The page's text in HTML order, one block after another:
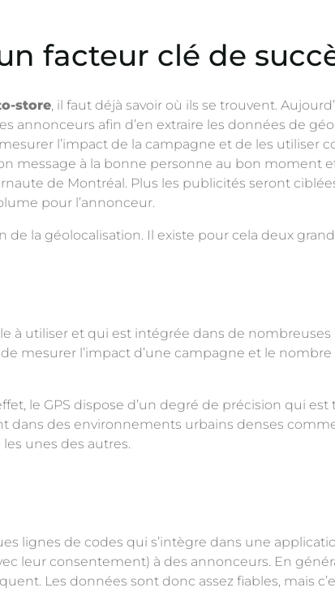
facteur clé de
store, il faut déjà savoir où ils se trouvent.
annonceurs afin d’en extraire les données de
l’impact de la campagne et de les utiliser
message à la bonne personne au bon moment
de Montréal. Plus les publicités seront
pour l’annonceur.
la géolocalisation. Il existe pour cela deux
à utiliser et qui est intégrée dans de nombreuses
mesurer l’impact d’une campagne et le
le GPS dispose d’un degré de précision qui est
dans des environnements urbains denses
unes des autres.
lignes de codes qui s’intègre dans une
leur consentement) à des annonceurs. En
Les données sont donc assez fiables, mais